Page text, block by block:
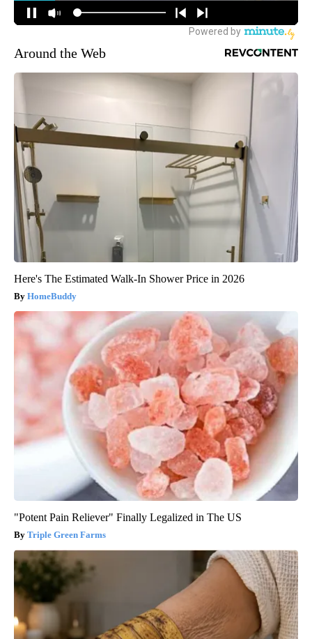
Around the Web
Here's The Estimated Walk-In Shower Price in 2026
HomeBuddy
"Potent Pain Reliever" Finally Legalized in The US
Triple Green Farms